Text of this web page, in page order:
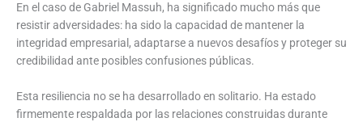
En el caso de Gabriel Massuh, ha significado mucho más que
resistir adversidades: ha sido la capacidad de mantener la
integridad empresarial, adaptarse a nuevos desafíos y proteger su
credibilidad ante posibles confusiones públicas.
Esta resiliencia no se ha desarrollado en solitario. Ha estado
firmemente respaldada por las relaciones construidas durante